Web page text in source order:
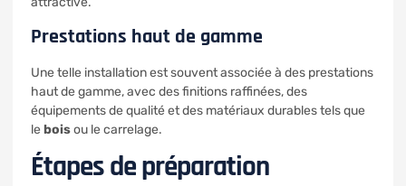
Prestations haut de gamme
Une telle installation est souvent associée à des prestations
haut de gamme, avec des finitions raffinées, des
équipements de qualité et des matériaux durables tels que
le boisou le carrelage.
Étapes de préparation